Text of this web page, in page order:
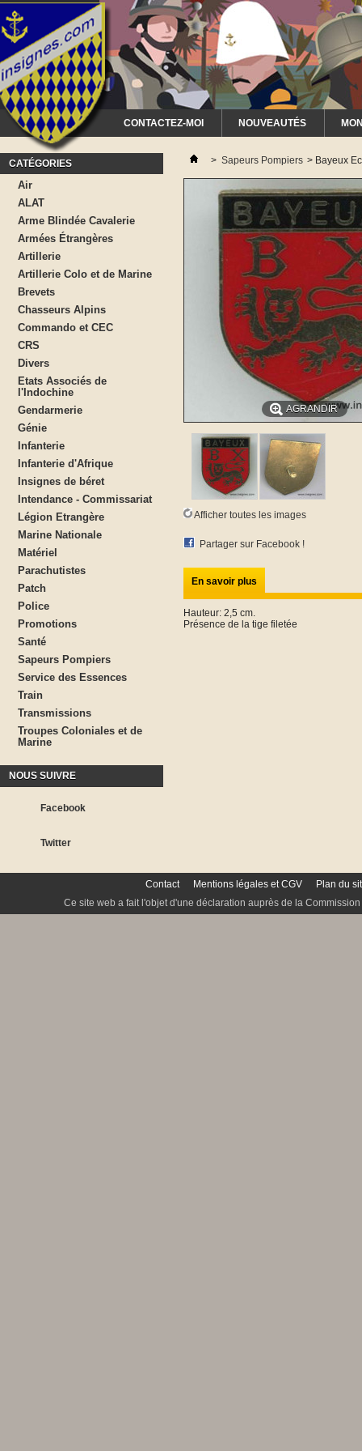
CONTACTEZ-MOI NOUVEAUTÉS
CATÉGORIES
Air
ALAT
Arme Blindée Cavalerie
Armées Étrangères
Artillerie
Artillerie Colo et de Marine
Brevets
Chasseurs Alpins
Commando et CEC
CRS
Divers
Etats Associés de
l'Indochine
Gendarmerie
Génie
Infanterie
Infanterie d'Afrique
Insignes de béret
Intendance - Commissariat
Légion Etrangère
Marine Nationale
Matériel
Parachutistes
Patch
Police
Promotions
Santé
Sapeurs Pompiers
Service des Essences
Train
Transmissions
Troupes Coloniales et de
Marine
NOUS SUIVRE
Facebook
Twitter
> Sapeurs Pompiers > Bayeux
AGRANDIR
Afficher toutes les images
Partager sur Facebook !
En savoir plus
Hauteur: 2,5 cm.
Présence de la tige filetée
Contact Mentions légales et CGV
Plan du
Ce site web a fait l'objet d'une déclaration auprès de la